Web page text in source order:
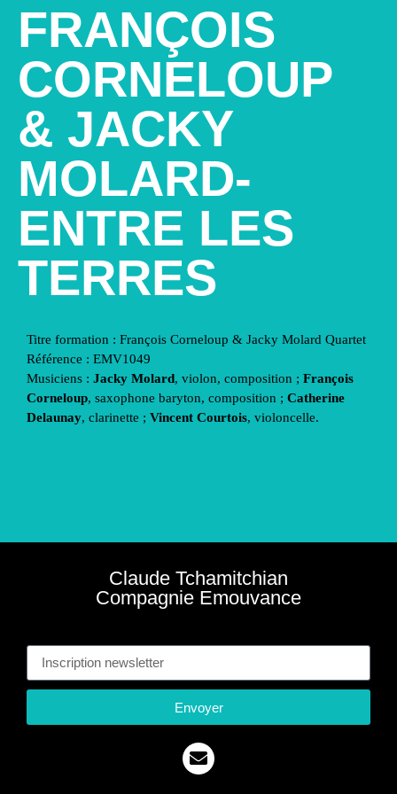
FRANÇOIS
CORNELOUP
& JACKY
MOLARD-
ENTRE LES
TERRES
Titre formation : François Corneloup & Jacky Molard Quartet
Référence : EMV1049
Musiciens : Jacky Molard, violon, composition ; François
Corneloup, saxophone baryton, composition ; Catherine
Delaunay, clarinette ; Vincent Courtois, violoncelle.
Claude Tchamitchian
Compagnie Emouvance
Envoyer